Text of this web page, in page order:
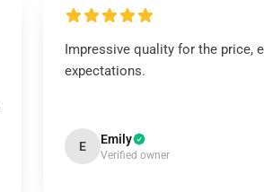
Impressive quality for the price,
expectations.
E Emily
Verified owner